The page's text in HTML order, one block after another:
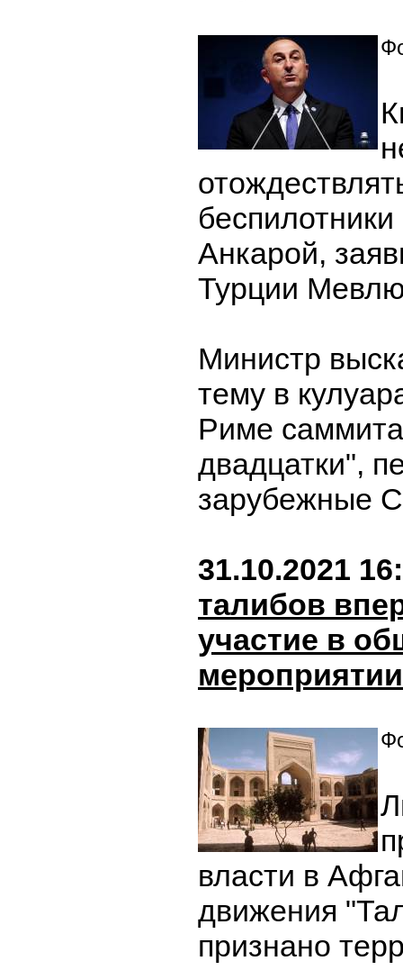
Анкарой,
Турции
Министр
тему в
Риме
двадцатки",
зарубежные
31.10.2021
талибов
участие в
мероприятии
власти в
движения
признано